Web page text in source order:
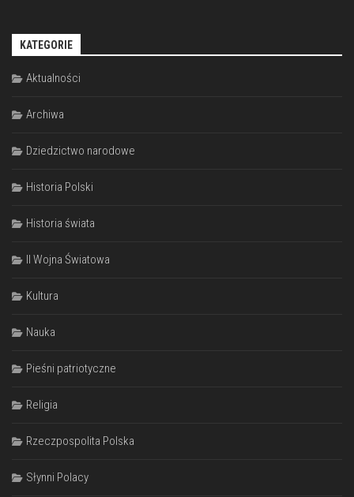
KATEGORIE
Aktualności
Archiwa
Dziedzictwo narodowe
Historia Polski
Historia świata
II Wojna Światowa
Kultura
Nauka
Pieśni patriotyczne
Religia
Rzeczpospolita Polska
Słynni Polacy